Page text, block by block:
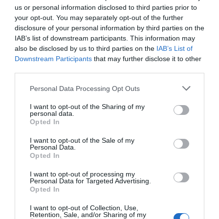
us or personal information disclosed to third parties prior to
your opt-out. You may separately opt-out of the further
disclosure of your personal information by third parties on the
IAB’s list of downstream participants. This information may
also be disclosed by us to third parties on the IAB’s List of
Downstream Participants that may further disclose it to other
Personal Data Processing Opt Outs
I want to opt-out of the Sharing of my
personal data.
Opted In
I want to opt-out of the Sale of my
Personal Data.
Opted In
I want to opt-out of processing my
Personal Data for Targeted Advertising.
Opted In
I want to opt-out of Collection, Use,
Retention, Sale, and/or Sharing of my
RELACIONADES
La contractació logística es dispara un 189% a